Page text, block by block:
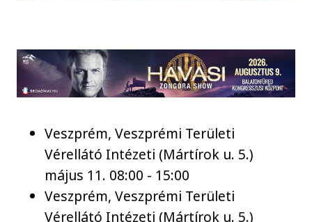
Veszprém, Veszprémi Területi
Vérellátó Intézeti (Mártírok u. 5.)
május 11. 08:00 - 15:00
Veszprém, Veszprémi Területi
Vérellátó Intézeti (Mártírok u. 5.)